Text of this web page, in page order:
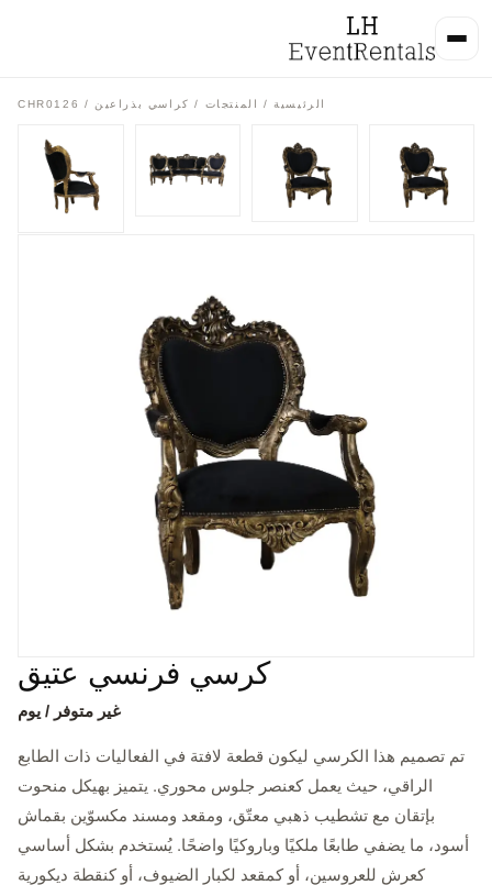
الرئيسية/ المنتجات / كراسي بذراعين / CHR0126
كرسي فرنسي عتيق
غير متوفر / يوم
تم تصميم هذا الكرسي ليكون قطعة لافتة في الفعاليات ذات الطابع
الراقي، حيث يعمل كعنصر جلوس محوري. يتميز بهيكل منحوت
بإتقان مع تشطيب ذهبي معتّق، ومقعد ومسند مكسوّين بقماش
أسود، ما يضفي طابعًا ملكيًا وباروكيًا واضحًا. يُستخدم بشكل أساسي
كعرش للعروسين، أو كمقعد لكبار الضيوف، أو كنقطة ديكورية